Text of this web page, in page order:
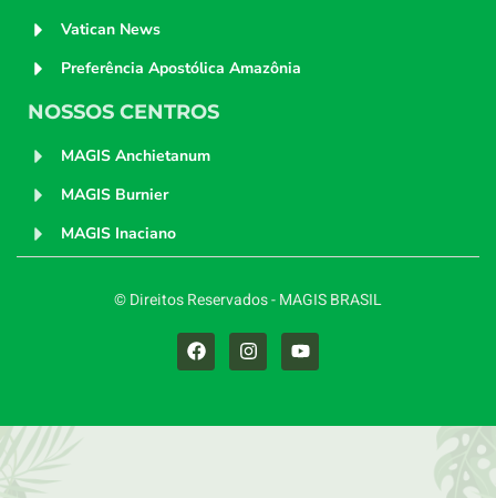
Vatican News
Preferência Apostólica Amazônia
NOSSOS CENTROS
MAGIS Anchietanum
MAGIS Burnier
MAGIS Inaciano
© Direitos Reservados - MAGIS BRASIL